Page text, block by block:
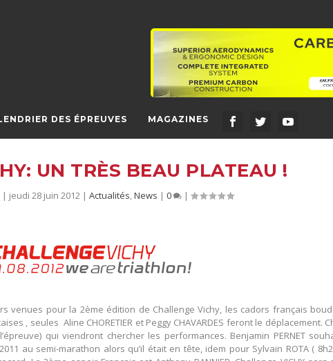
DES ÉPREUVES MAGAZINES
UN TRÈS BEAU PLATEAU !
| jeudi 28 juin 2012 |Actualités,News |0 |
venues pour la 2ème édition de Challenge Vichy, les cadors français
, seules Aline CHORETIER et Peggy CHAVARDES feront le déplacement.
qui viendront chercher les performances. Benjamin PERNET
au semi-marathon alors qu’il était en tête, idem pour Sylvain ROTA (